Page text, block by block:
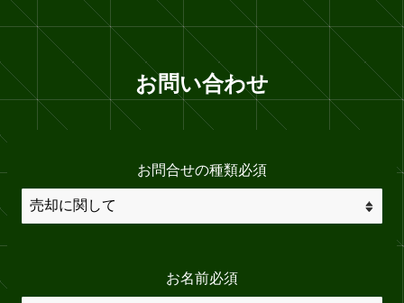
お問い合わせ
お問合せの種類必須
お名前必須